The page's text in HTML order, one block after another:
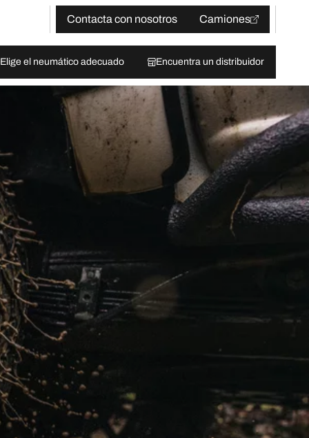
Contacta con nosotros
Camiones
Elige el neumático adecuado Encuentra un distribuidor